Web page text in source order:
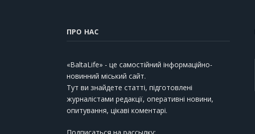
ПРО НАС
«BaltaLife» - це самостійний інформаційно-
новинний міський сайт.
Тут ви знайдете статті, підготовлені
журналістами редакції, оперативні новини,
опитування, цікаві коментарі.